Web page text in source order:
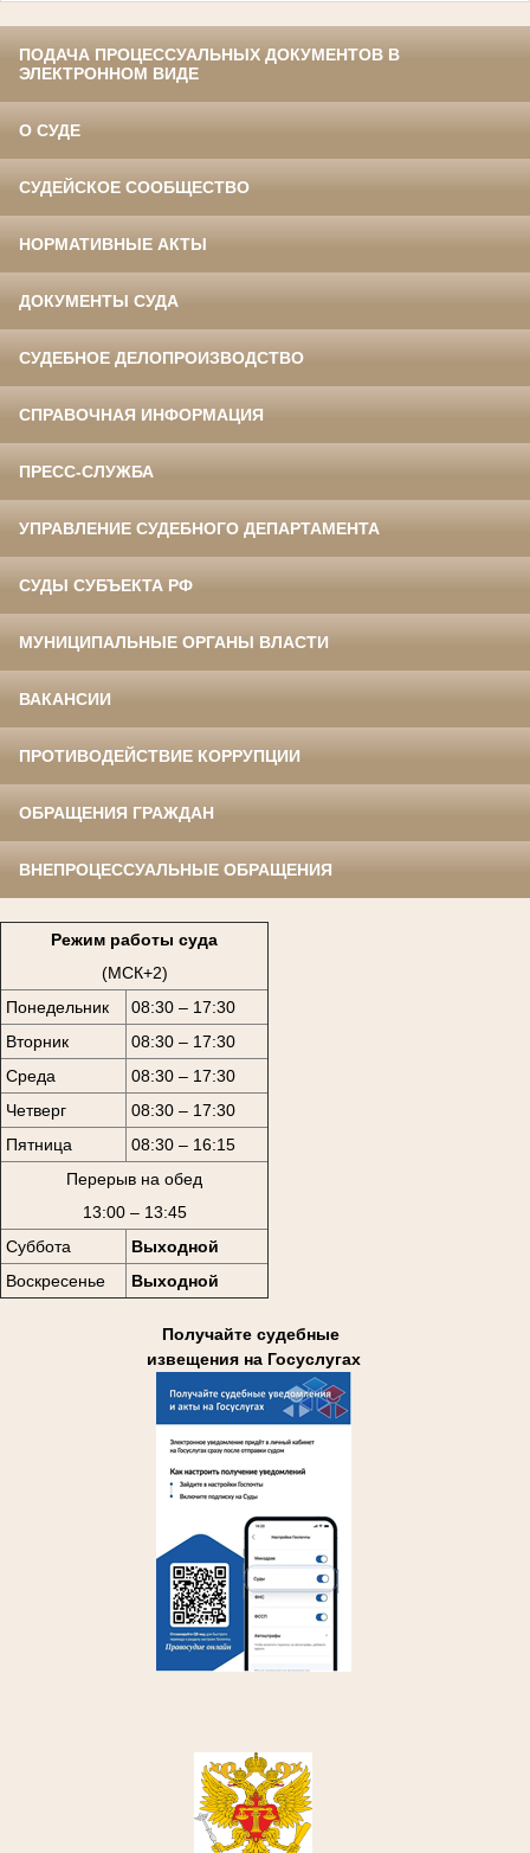
ПОДАЧА ПРОЦЕССУАЛЬНЫХ ДОКУМЕНТОВ В
ЭЛЕКТРОННОМ ВИДЕ
О СУДЕ
СУДЕЙСКОЕ СООБЩЕСТВО
НОРМАТИВНЫЕ АКТЫ
ДОКУМЕНТЫ СУДА
СУДЕБНОЕ ДЕЛОПРОИЗВОДСТВО
СПРАВОЧНАЯ ИНФОРМАЦИЯ
ПРЕСС-СЛУЖБА
УПРАВЛЕНИЕ СУДЕБНОГО ДЕПАРТАМЕНТА
СУДЫ СУБЪЕКТА РФ
МУНИЦИПАЛЬНЫЕ ОРГАНЫ ВЛАСТИ
ВАКАНСИИ
ПРОТИВОДЕЙСТВИЕ КОРРУПЦИИ
ОБРАЩЕНИЯ ГРАЖДАН
ВНЕПРОЦЕССУАЛЬНЫЕ ОБРАЩЕНИЯ
Режим работы суда
(МСК+2)
Понедельник
08:30 – 17:30
Вторник
08:30 – 17:30
Среда
08:30 – 17:30
Четверг
08:30 – 17:30
Пятница
08:30 – 16:15
Перерыв на обед
13:00 – 13:45
Суббота
Выходной
Воскресенье
Выходной
Получайте судебные
извещения на Госуслугах